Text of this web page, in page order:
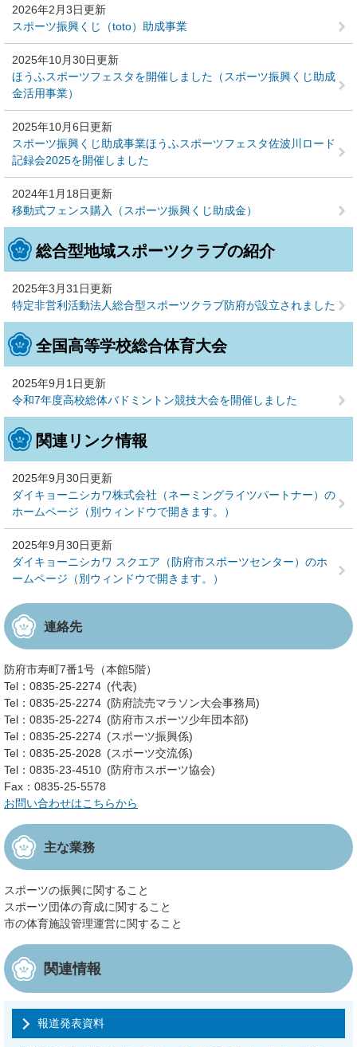
2026年2月3日更新
スポーツ振興くじ（toto）助成事業
2025年10月30日更新
ほうふスポーツフェスタを開催しました（スポーツ振興くじ助成
金活用事業）
2025年10月6日更新
スポーツ振興くじ助成事業ほうふスポーツフェスタ佐波川ロード
記録会2025を開催しました
2024年1月18日更新
移動式フェンス購入（スポーツ振興くじ助成金）
総合型地域スポーツクラブの紹介
2025年3月31日更新
特定非営利活動法人総合型スポーツクラブ防府が設立されました
全国高等学校総合体育大会
2025年9月1日更新
令和7年度高校総体バドミントン競技大会を開催しました
関連リンク情報
2025年9月30日更新
ダイキョーニシカワ株式会社（ネーミングライツパートナー）の
ホームページ（別ウィンドウで開きます。）
2025年9月30日更新
ダイキョーニシカワ スクエア（防府市スポーツセンター）のホ
ームページ（別ウィンドウで開きます。）
連絡先
防府市寿町7番1号（本館5階）
Tel：0835-25-2274
代表
Tel：0835-25-2274
防府読売マラソン大会事務局
Tel：0835-25-2274
防府市スポーツ少年団本部
Tel：0835-25-2274
スポーツ振興係
Tel：0835-25-2028
スポーツ交流係
Tel：0835-23-4510
防府市スポーツ協会
Fax：0835-25-5578
お問い合わせはこちらから
主な業務
スポーツの振興に関すること
スポーツ団体の育成に関すること
市の体育施設管理運営に関すること
関連情報
報道発表資料